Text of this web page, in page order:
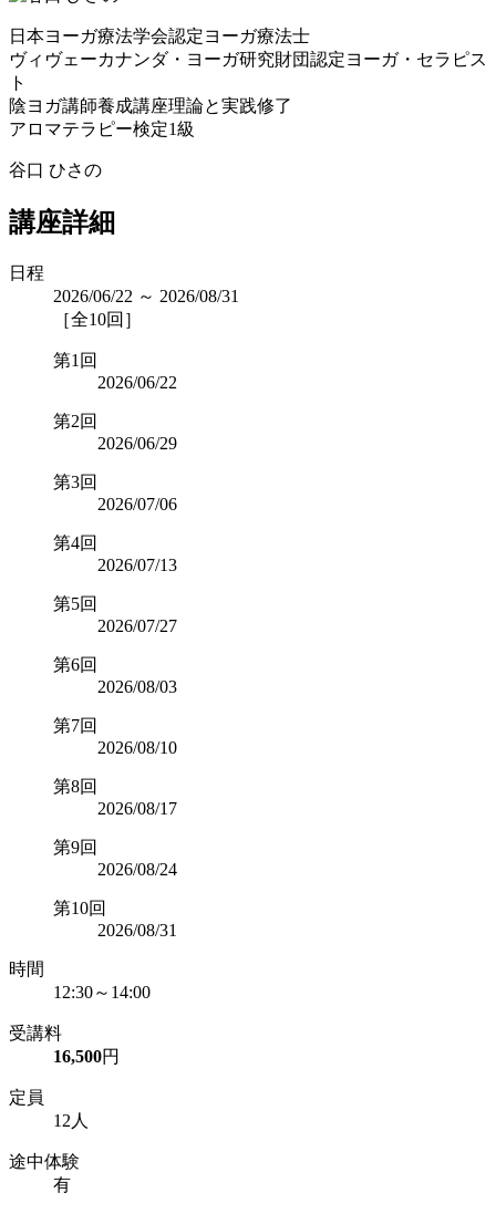
日本ヨーガ療法学会認定ヨーガ療法士
ヴィヴェーカナンダ・ヨーガ研究財団認定ヨーガ・セラピス
ト
陰ヨガ講師養成講座理論と実践修了
アロマテラピー検定1級
谷口 ひさの
講座詳細
日程
2026/06/22 ～ 2026/08/31
［全10回］
第1回
2026/06/22
第2回
2026/06/29
第3回
2026/07/06
第4回
2026/07/13
第5回
2026/07/27
第6回
2026/08/03
第7回
2026/08/10
第8回
2026/08/17
第9回
2026/08/24
第10回
2026/08/31
時間
12:30～14:00
受講料
16,500円
定員
12人
途中体験
有